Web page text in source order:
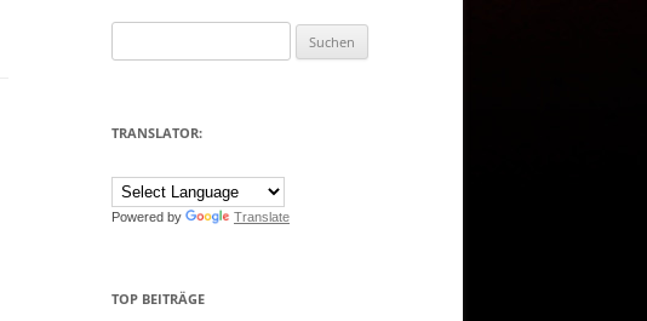
nach:
TRANSLATOR:
Powered by Translate
TOP BEITRÄGE